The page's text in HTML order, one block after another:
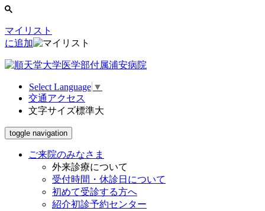
マイリスト
に追加
Select Language ▼
交通アクセス
文字サイズ標準大
toggle navigation
ご来院のみなさま
外来診療について
受付時間・休診日について
初めて受診する方へ
紹介初診予約センター